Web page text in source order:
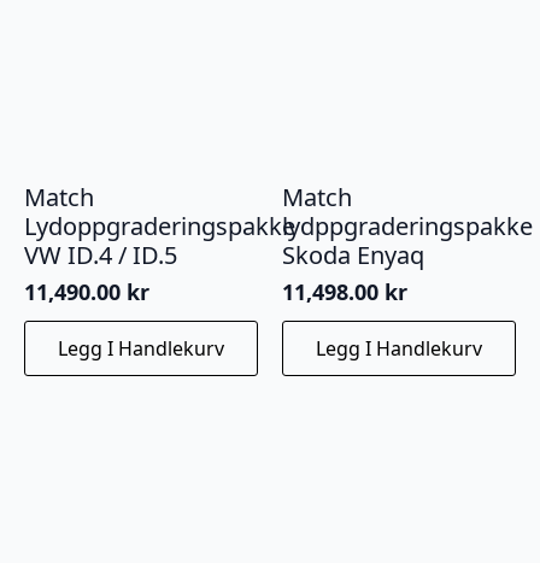
Match
Lydoppgraderingspakke
VW ID.4 / ID.5
11,490.00 kr
Legg I Handlekurv
Match
lydppgraderingspakke
Skoda Enyaq
11,498.00 kr
Legg I Handlekurv